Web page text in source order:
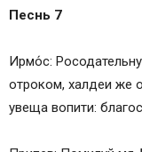
Песнь 7
Ирмо́с:
отроком, халдеи же
увеща вопити: